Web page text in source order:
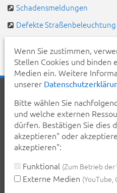
Schadensmeldungen
Defekte Straßenbeleuchtung
Inhalt
Erklärung zur
Datenschutzerklärung
Teilen Sie diese Seite mit Ihren
Seite drucken
Wenn Sie zustimmen,
Stellen Cookies und binden
Medien ein. Weitere
unserer
Bitte wählen Sie
und welche externen
dürfen. Bestätigen Sie dies
akzeptieren" oder
akzeptieren":
Funktional (Zum Betrieb
Externe Medien (YouTube,